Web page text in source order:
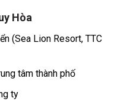
Hòa
(Sea Lion Resort, TTC
tâm thành phố
ty